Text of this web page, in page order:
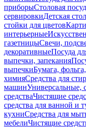
приборыСтоловая
сервировкиДетская
стойки для цветов
интерьерные
газетницыСвечи,
декоративныеПосуда
выпечки, запекания
выпечкиБумага,
химияСредства для
машинУниверсальные,
средстваЧистящие
средства для ванной и
кухниСредства для
мебелиЧистящие